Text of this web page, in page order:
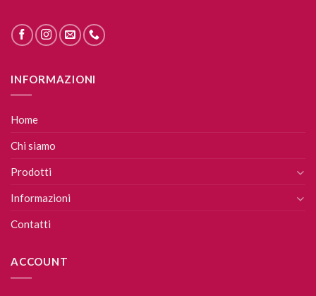
INFORMAZIONI
Home
Chi siamo
Prodotti
Informazioni
Contatti
ACCOUNT